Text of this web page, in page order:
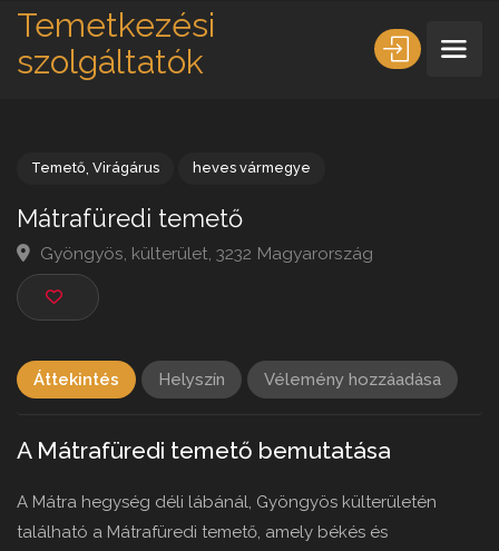
Temetkezési
szolgáltatók
Mátrafüredi temető
Gyöngyös, külterület, 3232 Magyarország
Áttekintés Helyszín Vélemény hozzáadása
A Mátrafüredi temető bemutatása
A Mátra hegység déli lábánál, Gyöngyös külterületén
található a Mátrafüredi temető, amely békés és